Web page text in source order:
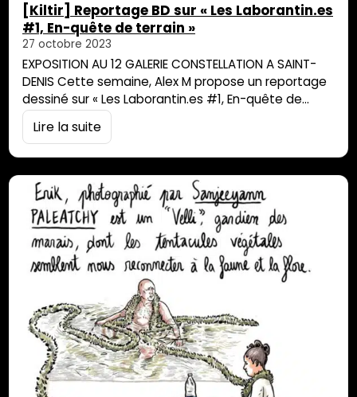
[Kiltir] Reportage BD sur « Les Laborantin.es
#1, En-quête de terrain »
27 octobre 2023
EXPOSITION AU 12 GALERIE CONSTELLATION A SAINT-
DENIS Cette semaine, Alex M propose un reportage
dessiné sur « Les Laborantin.es #1, En-quête de
terrain », exposition réalisée par Guillaume Lebourg
et Charles Prime. Une enquête au Dromcomistan
scientifique rigoureusement approximative.
Exposition visible jusqu’au 18 novembre 2023. Pour
découvrir le…
Lire la suite